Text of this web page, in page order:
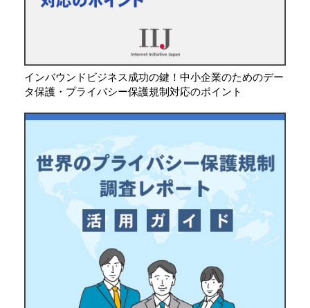
インバウンドビジネス成功の鍵！中小企業のためのデー
タ保護・プライバシー保護規制対応のポイント